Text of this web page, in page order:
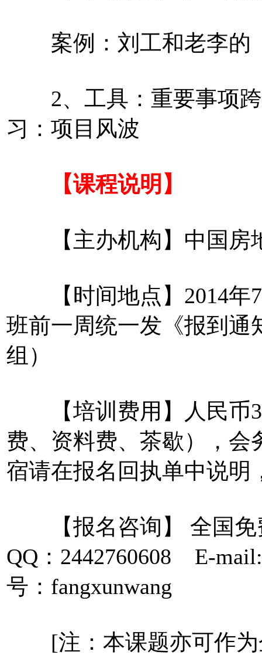
案例：刘工和老李的
2、工具：重要事项跨
习：项目风波
【课程说明】
【主办机构】中国房
【时间地点】2014年7
班前一周统一发《报到通
组）
【培训费用】人民币
费、资料费、茶歇），会
宿请在报名回执单中说明
【报名咨询】 全国免
QQ：2442760608 E-
号：fangxunwang
[注：本课题亦可作为